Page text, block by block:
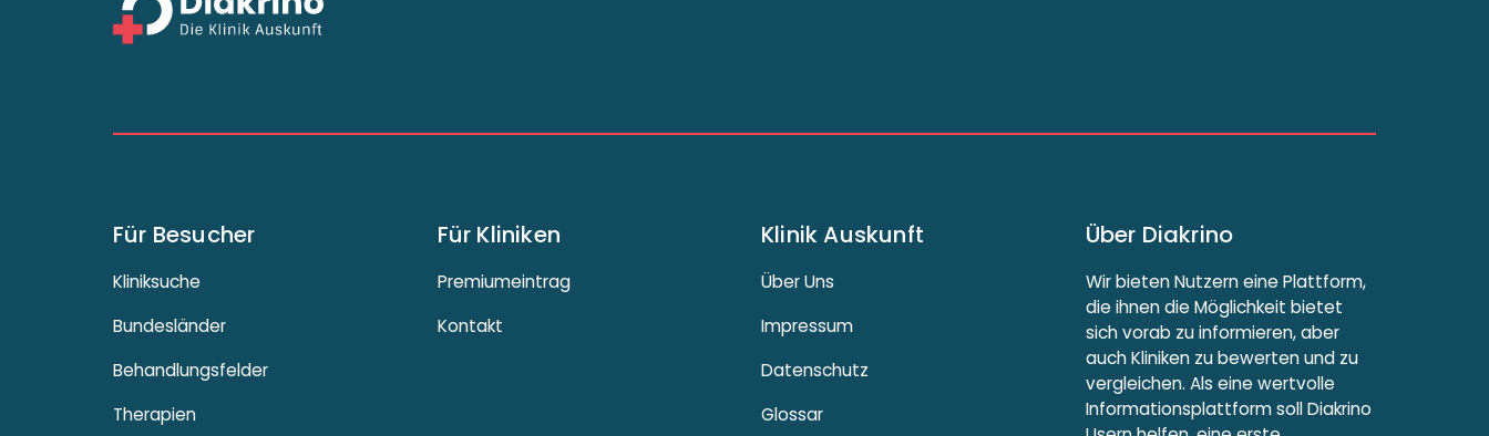
Für Besucher
Kliniksuche
Bundesländer
Behandlungsfelder
Therapien
Für Kliniken
Premiumeintrag
Kontakt
Klinik Auskunft
Über Uns
Impressum
Datenschutz
Glossar
Über Diakrino
Wir bieten Nutzern eine Plattform,
die ihnen die Möglichkeit bietet
sich vorab zu informieren, aber
auch Kliniken zu bewerten und zu
vergleichen. Als eine wertvolle
Informationsplattform soll Diakrino